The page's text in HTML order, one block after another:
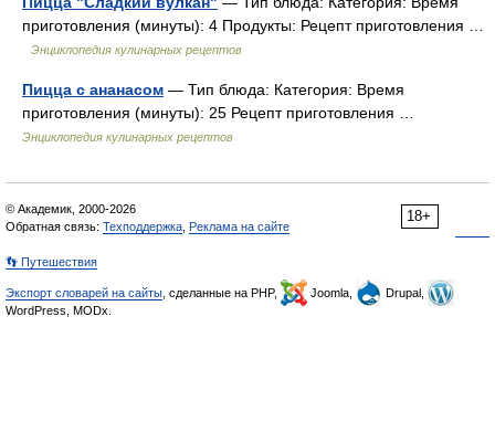
приготовления (минуты): 4 Продукты: Рецепт приготовления …
Энциклопедия кулинарных рецептов
Пицца с ананасом — Тип блюда: Категория: Время
приготовления (минуты): 25 Рецепт приготовления …
Энциклопедия кулинарных рецептов
18+
© Академик, 2000-2026
Обратная связь: Техподдержка Реклама на сайте
👣 Путешествия
Экспорт словарей на сайты , сделанные на PHP, Joomla,
Drupal,
WordPress, MODx.